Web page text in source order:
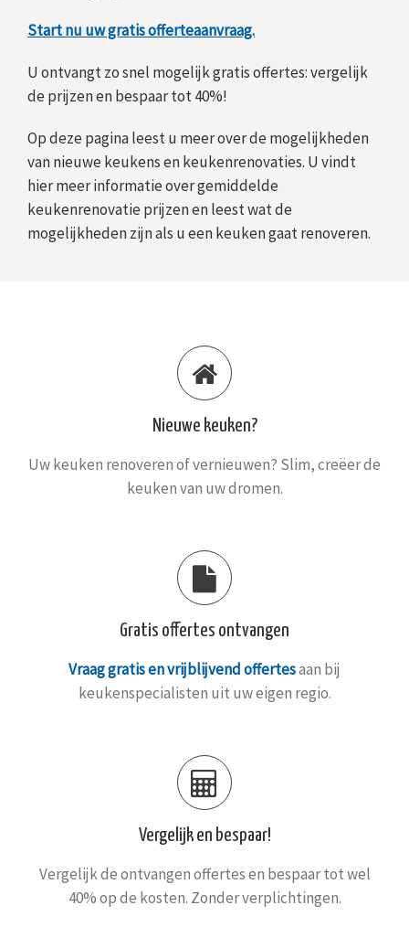
Start nu uw gratis offerteaanvraag.
U ontvangt zo snel mogelijk gratis offertes: vergelijk
de prijzen en bespaar tot 40%!
Op deze pagina leest u meer over de mogelijkheden
van nieuwe keukens en keukenrenovaties. U vindt
hier meer informatie over gemiddelde
keukenrenovatie prijzen en leest wat de
mogelijkheden zijn als u een keuken gaat renoveren.
Nieuwe keuken?
Uw keuken renoveren of vernieuwen? Slim, creëer de
keuken van uw dromen.
Gratis offertes ontvangen
Vraag gratis en vrijblijvend offertesaan bij
keukenspecialisten uit uw eigen regio.
Vergelijk en bespaar!
Vergelijk de ontvangen offertes en bespaar tot wel
40% op de kosten. Zonder verplichtingen.